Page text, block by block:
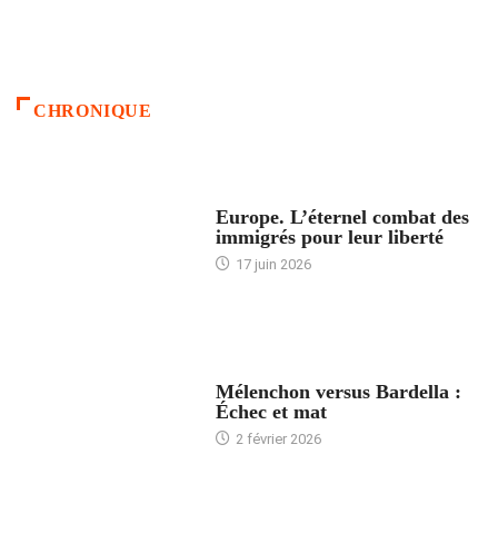
CHRONIQUE
Europe. L’éternel combat des
immigrés pour leur liberté
17 juin 2026
Mélenchon versus Bardella :
Échec et mat
2 février 2026